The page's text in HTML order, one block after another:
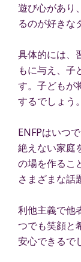
遊び心があり
るのが好きな
具体的には、
もに与え、子
す。子どもが
するでしょう。
ENFPはいつ
絶えない家庭
の場を作るこ
さまざまな話
利他主義で他
つでも笑顔と
安心できるで